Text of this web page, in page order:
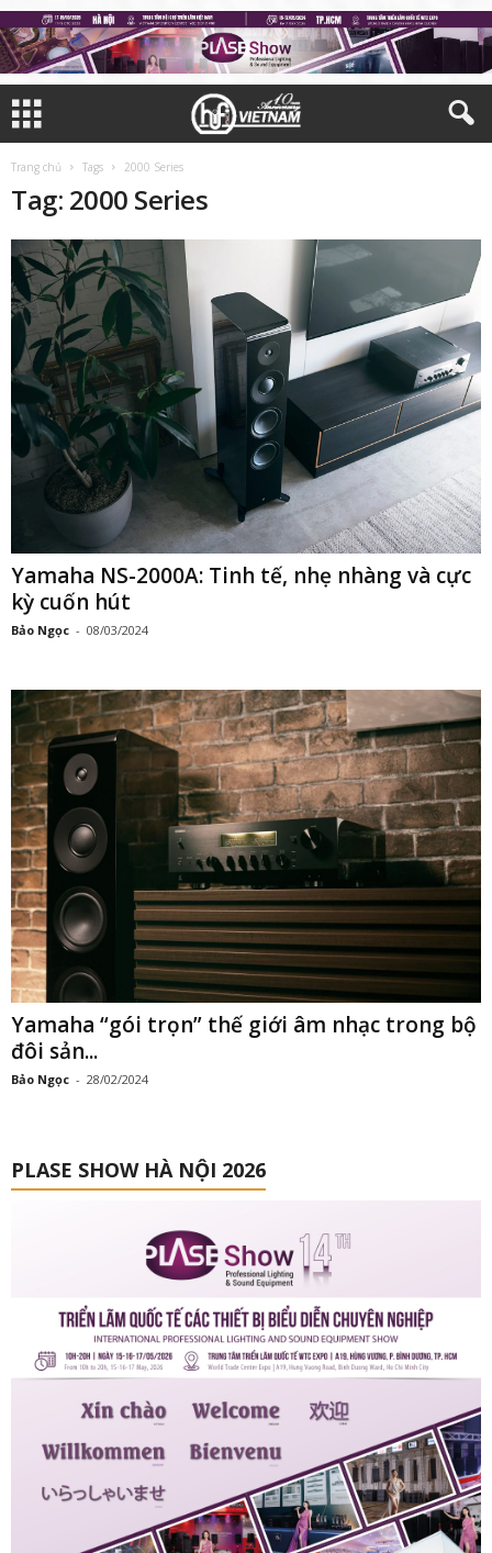
Trang chủ Tags 2000 Series
Tag: 2000 Series
Yamaha NS-2000A: Tinh tế, nhẹ nhàng và cực
kỳ cuốn hút
Bảo Ngọc - 08/03/2024
Yamaha “gói trọn” thế giới âm nhạc trong bộ
đôi sản...
Bảo Ngọc - 28/02/2024
PLASE SHOW HÀ NỘI 2026